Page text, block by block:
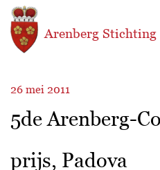
Overslaan en naar de inhoud gaan
Arenberg Stichting
26 mei 2011
5de Arenberg-
prijs, Padova